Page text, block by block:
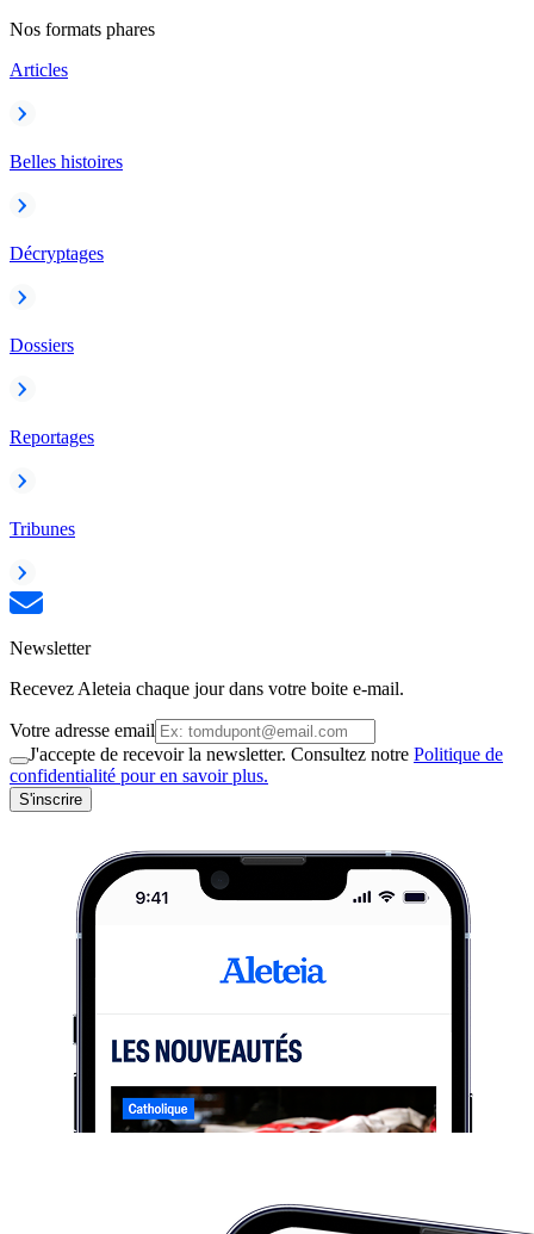
Nos formats phares
Articles
Belles histoires
Décryptages
Dossiers
Reportages
Tribunes
Newsletter
Recevez Aleteia chaque jour dans votre boite e-mail.
Votre adresse email
J'accepte de recevoir la newsletter. Consultez notre Politique de
confidentialité pour en savoir plus.
S'inscrire